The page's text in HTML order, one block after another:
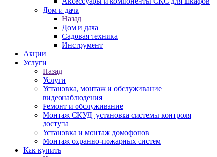
Дом и дача
Назад
Дом и дача
Садовая техника
Инструмент
Акции
Услуги
Назад
Услуги
Установка, монтаж и обслуживание
видеонаблюдения
Ремонт и обслуживание
Монтаж СКУД, установка системы контроля
доступа
Установка и монтаж домофонов
Монтаж охранно-пожарных систем
Как купить